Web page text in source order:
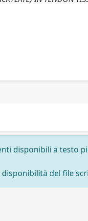
disponibili a testo
del file